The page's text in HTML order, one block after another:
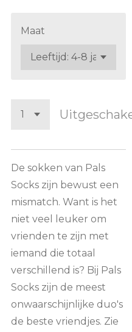
Maat
De sokken van Pals
Socks zijn bewust een
mismatch. Want is het
niet veel leuker om
vrienden te zijn met
iemand die totaal
verschillend is? Bij Pals
Socks zijn de meest
onwaarschijnlijke duo's
de beste vriendjes. Zie